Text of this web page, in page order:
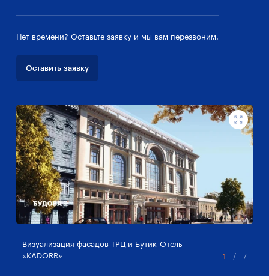
Нет времени? Оставьте заявку и мы вам перезвоним.
Оставить заявку
Визуализация фасадов ТРЦ и Бутик-Отель
«KADORR»
1 / 7